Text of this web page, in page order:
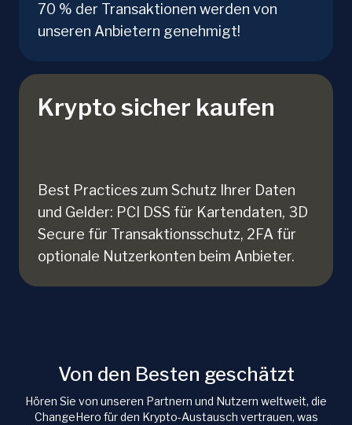
70 % der Transaktionen werden von
unseren Anbietern genehmigt!
Krypto sicher kaufen
Best Practices zum Schutz Ihrer Daten
und Gelder: PCI DSS für Kartendaten, 3D
Secure für Transaktionsschutz, 2FA für
optionale Nutzerkonten beim Anbieter.
Von den Besten geschätzt
Hören Sie von unseren Partnern und Nutzern weltweit, die
ChangeHero für den Krypto-Austausch vertrauen, was